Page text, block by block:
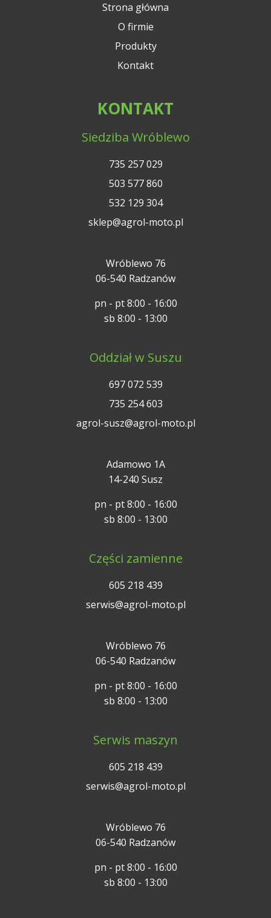
Strona główna
O firmie
Produkty
Kontakt
KONTAKT
Siedziba Wróblewo
735 257 029
503 577 860
532 129 304
sklep@agrol-moto.pl
Wróblewo 76
06-540 Radzanów
pn - pt 8:00 - 16:00
sb 8:00 - 13:00
Oddział w Suszu
697 072 539
735 254 603
agrol-susz@agrol-moto.pl
Adamowo 1A
14-240 Susz
pn - pt 8:00 - 16:00
sb 8:00 - 13:00
Części zamienne
605 218 439
serwis@agrol-moto.pl
Wróblewo 76
06-540 Radzanów
pn - pt 8:00 - 16:00
sb 8:00 - 13:00
Serwis maszyn
605 218 439
serwis@agrol-moto.pl
Wróblewo 76
06-540 Radzanów
pn - pt 8:00 - 16:00
sb 8:00 - 13:00